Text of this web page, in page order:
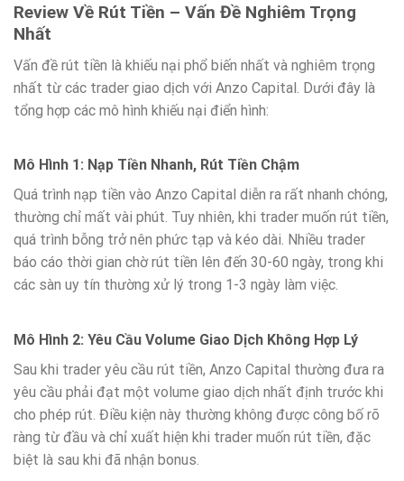
Review Về Rút Tiền – Vấn Đề Nghiêm Trọng
Nhất
Vấn đề rút tiền là khiếu nại phổ biến nhất và nghiêm trọng
nhất từ các trader giao dịch với Anzo Capital. Dưới đây là
tổng hợp các mô hình khiếu nại điển hình:
Mô Hình 1: Nạp Tiền Nhanh, Rút Tiền Chậm
Quá trình nạp tiền vào Anzo Capital diễn ra rất nhanh chóng,
thường chỉ mất vài phút. Tuy nhiên, khi trader muốn rút tiền,
quá trình bỗng trở nên phức tạp và kéo dài. Nhiều trader
báo cáo thời gian chờ rút tiền lên đến 30-60 ngày, trong khi
các sàn uy tín thường xử lý trong 1-3 ngày làm việc.
Mô Hình 2: Yêu Cầu Volume Giao Dịch Không Hợp Lý
Sau khi trader yêu cầu rút tiền, Anzo Capital thường đưa ra
yêu cầu phải đạt một volume giao dịch nhất định trước khi
cho phép rút. Điều kiện này thường không được công bố rõ
ràng từ đầu và chỉ xuất hiện khi trader muốn rút tiền, đặc
biệt là sau khi đã nhận bonus.